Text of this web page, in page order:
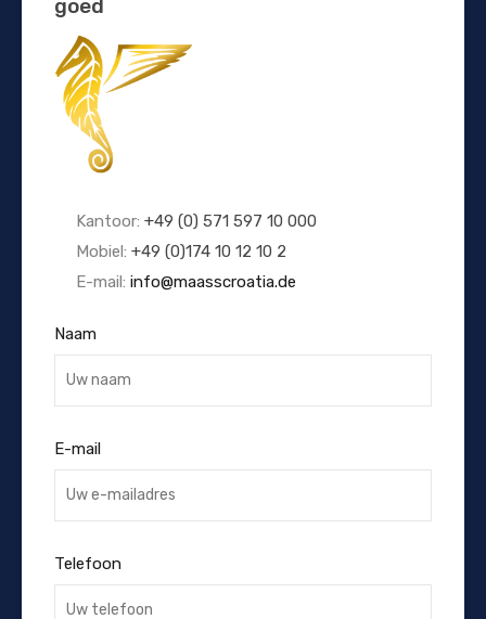
goed
Kantoor: +49 (0) 571 597 10 000
Mobiel: +49 (0)174 10 12 10 2
E-mail: info@maasscroatia.de
Naam
E-mail
Telefoon